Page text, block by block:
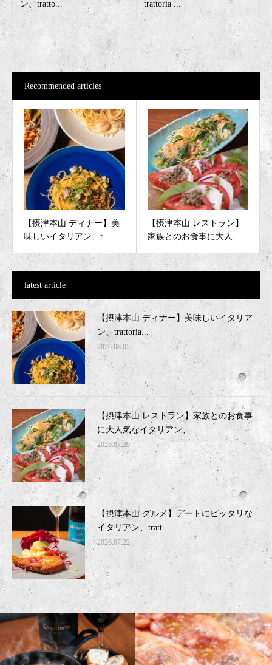
ン、tratto...
trattoria ...
Recommended articles
【摂津本山 ディナー】美
味しいイタリアン、t...
【摂津本山 レストラン】
家族とのお食事に大人...
latest article
【摂津本山 ディナー】美味しいイタリア
ン、trattoria...
2026.08.05
【摂津本山 レストラン】家族とのお食事
に大人気なイタリアン、...
2026.07.29
【摂津本山 グルメ】デートにピッタリな
イタリアン、tratt...
2026.07.22